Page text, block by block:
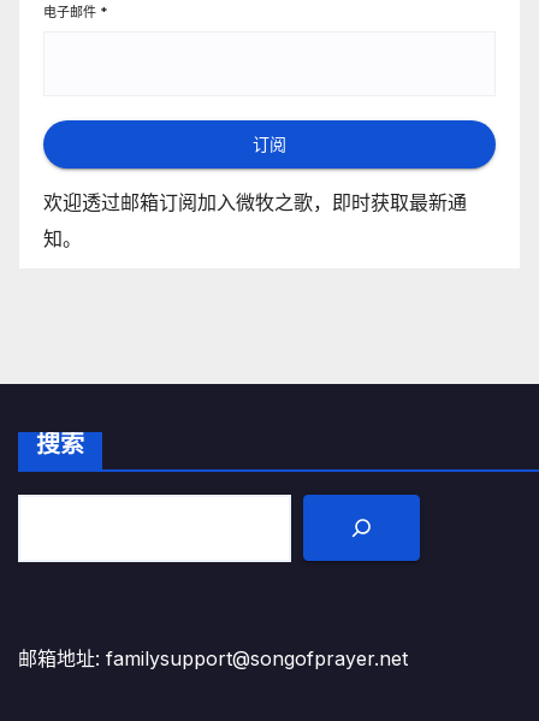
电子邮件 *
订阅
欢迎透过邮箱订阅加入微牧之歌，即时获取最新通
知。
搜索
邮箱地址: familysupport@songofprayer.net